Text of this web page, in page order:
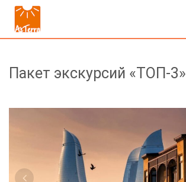
Пакет экскурсий «ТОП-3»